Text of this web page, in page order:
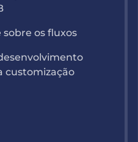
os fluxos
customização